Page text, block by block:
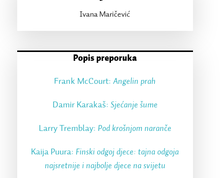
Ivana Maričević
Popis preporuka
Frank McCourt:Angelin prah
Damir Karakaš: Sjećanje šume
Larry Tremblay: Pod krošnjom naranče
Kaija Puura: Finski odgoj djece: tajna odgoja
najsretnije i najbolje djece na svijetu